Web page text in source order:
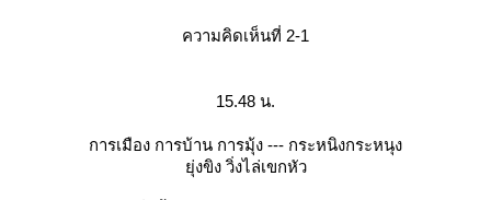
ความคิดเห็นที่ 2-1
15.48 น.
การเมือง การบ้าน การมุ้ง --- กระหนิงกระหนุง
ุ่งขิง วิ่งไล่เขกหัว